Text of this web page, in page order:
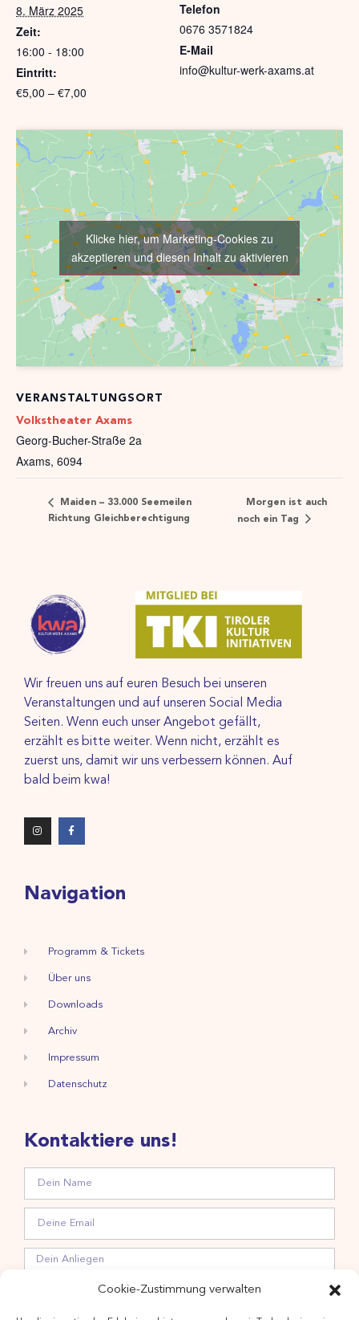
Cookie-Zustimmung verwalten
8. März 2025
Zeit:
16:00 - 18:00
Eintritt:
€5,00 – €7,00
Telefon
0676 3571824
E-Mail
info@kultur-werk-axams.at
VERANSTALTUNGSORT
Volkstheater Axams
Georg-Bucher-Straße 2a
Axams, 6094
Klicke hier, um Marketing-Cookies zu
akzeptieren und diesen Inhalt zu aktivieren
Maiden – 33.000 Seemeilen
Richtung Gleichberechtigung
Morgen ist auch
noch ein Tag
Wir freuen uns auf euren Besuch bei unseren
Veranstaltungen und auf unseren Social Media
Seiten. Wenn euch unser Angebot gefällt,
erzählt es bitte weiter. Wenn nicht, erzählt es
zuerst uns, damit wir uns verbessern können. Auf
bald beim kwa!
Navigation
Programm & Tickets
Über uns
Downloads
Archiv
Impressum
Datenschutz
Kontaktiere uns!